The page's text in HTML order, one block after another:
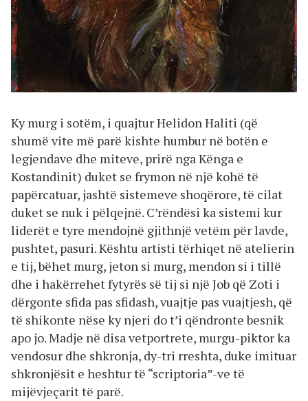
Ky murg i sotëm, i quajtur Helidon Haliti (që
shumë vite më parë kishte humbur në botën e
legjendave dhe miteve, prirë nga Kënga e
Kostandinit) duket se frymon në një kohë të
papërcatuar, jashtë sistemeve shoqërore, të cilat
duket se nuk i pëlqejnë. C’rëndësi ka sistemi kur
liderët e tyre mendojnë gjithnjë vetëm për lavde,
pushtet, pasuri. Kështu artisti tërhiqet në atelierin
e tij, bëhet murg, jeton si murg, mendon si i tillë
dhe i hakërrehet fytyrës së tij si një Job që Zoti i
dërgonte sfida pas sfidash, vuajtje pas vuajtjesh, që
të shikonte nëse ky njeri do t’i qëndronte besnik
apo jo. Madje në disa vetportrete, murgu-piktor ka
vendosur dhe shkronja, dy-tri rreshta, duke imituar
shkronjësit e heshtur të “scriptoria”-ve të
mijëvjeçarit të parë.